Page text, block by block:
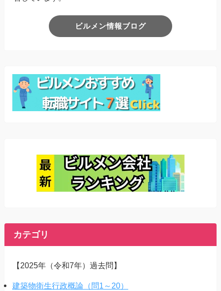
ビルメン情報ブログ
カテゴリ
【2025年（令和7年）過去問】
建築物衛生行政概論（問1～20）